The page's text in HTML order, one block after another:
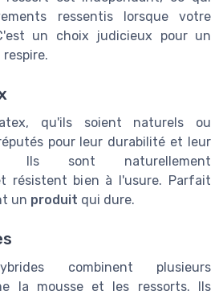
ressentis lorsque votre
un choix judicieux pour un
respire.
qu'ils soient naturels ou
pour leur durabilité et leur
Ils sont naturellement
résistent bien à l'usure. Parfait
un produit qui dure.
combinent plusieurs
la mousse et les ressorts. Ils